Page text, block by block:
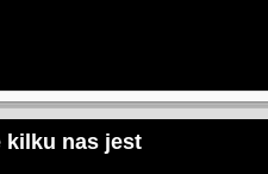
kilku nas jest